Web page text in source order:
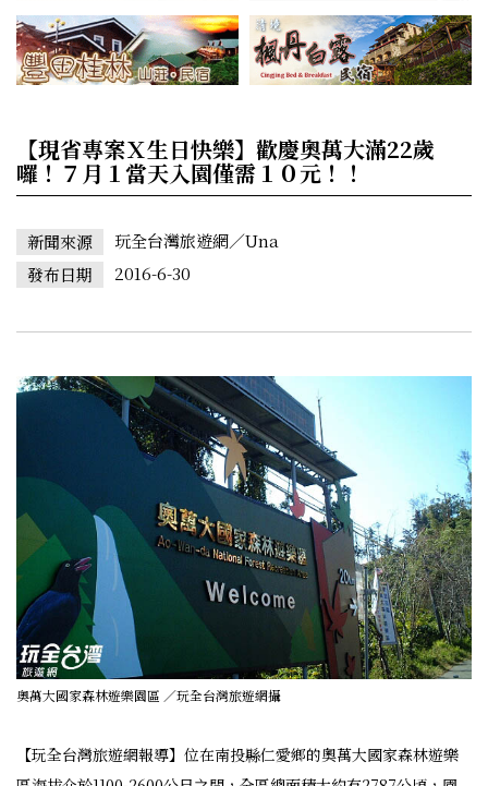
【現省專案Ｘ生日快樂】歡慶奧萬大滿22歲
囉！７月１當天入園僅需１０元！！
新聞來源
玩全台灣旅遊網／Una
發布日期
2016-6-30
奧萬大國家森林遊樂園區 ／玩全台灣旅遊網攝
【玩全台灣旅遊網報導】位在南投縣仁愛鄉的奧萬大國家森林遊樂